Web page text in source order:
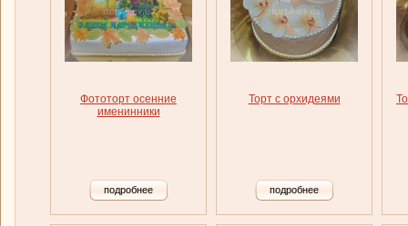
Фототорт осенние
именинники
подробнее
Торт с орхидеями
подробнее